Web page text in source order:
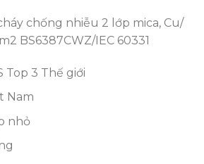
chống nhiễu 2 lớp mica, Cu/
BS6387CWZ/IEC 60331
Top 3 Thế giới
Nam
nhỏ